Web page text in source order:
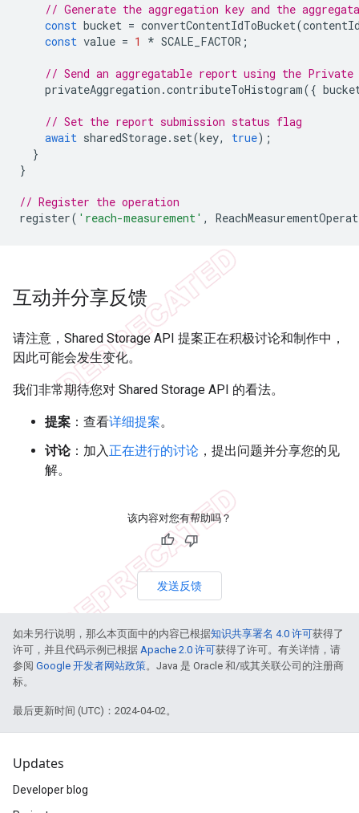
// Generate the aggregation key and the
const bucket = convertContentIdToBucket(
const value = 1 * SCALE_FACTOR ;
// Send an aggregatable report using the Private
privateAggregation .contributeToHistogram({
// Set the report submission status flag
await sharedStorage. set(key, true);
}
}
// Register the operation
register( 'reach-measurement' ,
互动并分享反馈
请注意，Shared Storage API 提案正在积极讨论和制作中，
因此可能会发生变化。
我们非常期待您对 Shared Storage API 的看法。
提案 ：查看详细提案。
讨论：加入 正在进行的讨论 ，提出问题并分享您的见
解。
该内容对您有帮助吗？
发送反馈
如未另行说明，那么本页面中的内容已根据知识共享署名 4.0 许可获得了
许可，并且代码示例已根据 Apache 2.0 许可获得了许可。有关详情，请
参阅 Google 开发者网站政策。Java 是 Oracle 和/或其关联公司的注册商
标。
最后更新时间 (UTC)：2024-04-02。
Updates
Developer blog